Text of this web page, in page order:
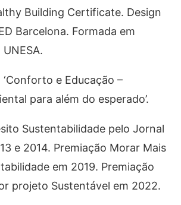
Building Certificate. Design
Barcelona. Formada em
e Educação –
para além do esperado’.
Sustentabilidade pelo Jornal
e 2014. Premiação Morar Mais
em 2019. Premiação
projeto Sustentável em 2022.